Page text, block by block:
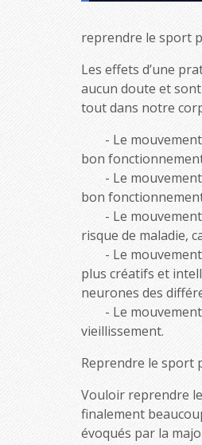
reprendre le sport
Les effets d’une
aucun doute et
tout dans notre
Le
bon
Le
bon
Le
risque de maladie,
Le
plus créatifs et
neurones des
Le
vieillissement.
Reprendre le sport
Vouloir reprendre
finalement
évoqués par la